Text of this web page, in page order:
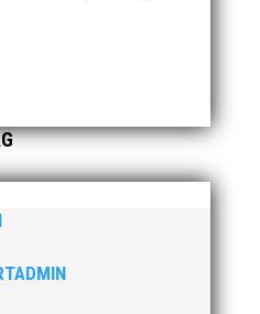
Idrottsförening (MAI)
glädje, gemenskap och
största
Allmänna Idrottsförening
strategisk,